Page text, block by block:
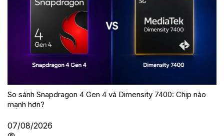
So sánh Snapdragon 4 Gen 4 và Dimensity 7400: Chip nào
mạnh hơn?
07/08/2026